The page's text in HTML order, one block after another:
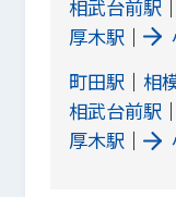
相武台前駅
厚木駅
町田駅
相
相武台前駅
厚木駅